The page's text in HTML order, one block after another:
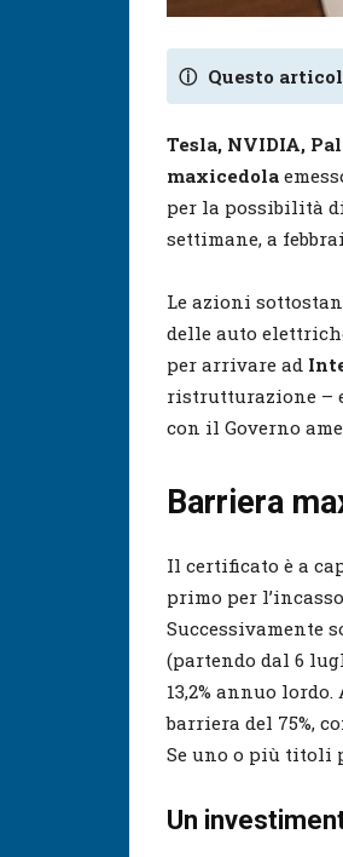
ⓘ Questo
Tesla, NVIDIA,
maxicedola
per la possibilità
settimane, a
Le azioni
delle auto
per arrivare ad
ristrutturazione –
con il Governo
Barriera
Il certificato è a
primo per
Successivamente
(partendo dal 6
13,2% annuo
barriera del 75%,
Se uno o più titoli
Un